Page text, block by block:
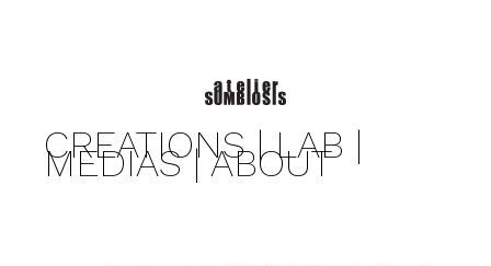
CREATIONS | LAB |
MEDIAS | ABOUT